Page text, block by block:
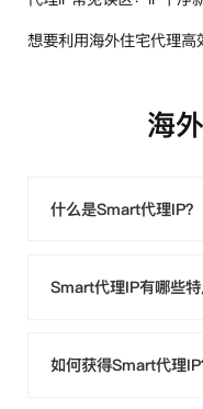
海
什么是Smart代理IP？
Smart代理IP有哪些特
如何获得Smart代理IP